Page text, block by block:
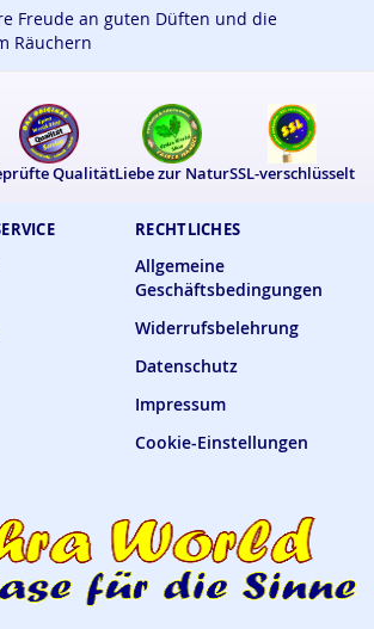
RECHTLICHES
Allgemeine
Geschäftsbedingungen
Widerrufsbelehrung
Datenschutz
Impressum
Cookie-Einstellungen
Freude an guten Düften und die
Räuchern
QualitätLiebe zur NaturSSL-verschlüsselt